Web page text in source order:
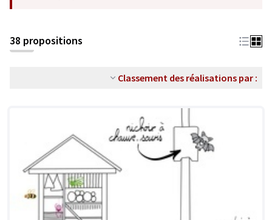
38 propositions
Classement des réalisations par :